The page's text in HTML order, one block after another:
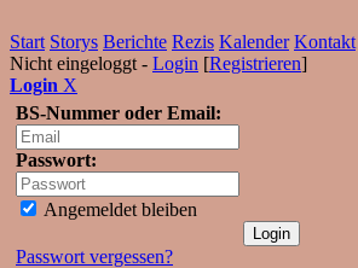
Start Storys Berichte Rezis Kalender Kontakt
Nicht eingeloggt - Login [Registrieren]
Login X
BS-Nummer oder Email:
Passwort:
Angemeldet bleiben
Passwort vergessen?